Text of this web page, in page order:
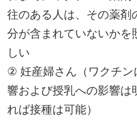
往のある人は、その薬剤
分が含まれていないかを
しい
② 妊産婦さん（ワクチン
響および授乳への影響は
れば接種は可能）